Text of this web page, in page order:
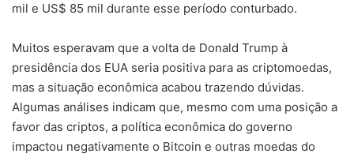
mil e US$ 85 mil durante esse período conturbado.
Muitos esperavam que a volta de Donald Trump à
presidência dos EUA seria positiva para as criptomoedas,
mas a situação econômica acabou trazendo dúvidas.
Algumas análises indicam que, mesmo com uma posição a
favor das criptos, a política econômica do governo
impactou negativamente o Bitcoin e outras moedas do